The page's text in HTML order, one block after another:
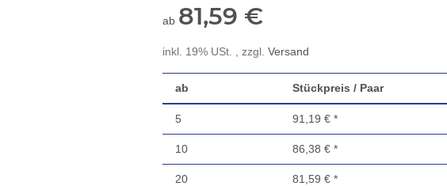
ab 81,59 €
inkl. 19% USt. , zzgl. Versand
ab Stückpreis / Paar
5 91,19 € *
10 86,38 € *
20 81,59 € *